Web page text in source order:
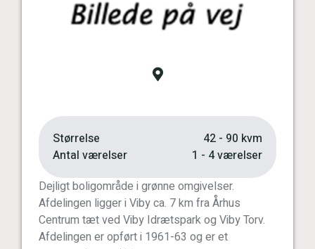
Vis kort
Størrelse
42 - 90 kvm
Antal værelser
1 - 4 værelser
Dejligt boligområde i grønne omgivelser.
Afdelingen ligger i Viby ca. 7 km fra Århus
Centrum tæt ved Viby Idrætspark og Viby Torv.
Afdelingen er opført i 1961-63 og er et